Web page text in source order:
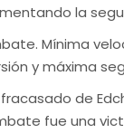
la
Mínima
y máxima
de
fue una